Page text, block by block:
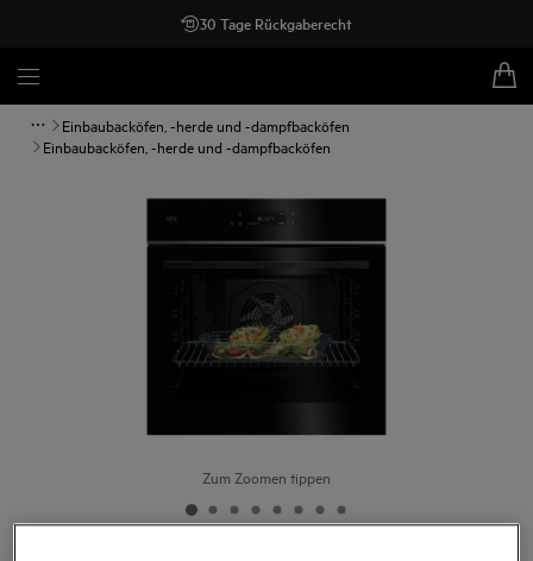
30 Tage Rückgaberecht
Einbaubacköfen, -herde und -dampfbacköfen
Einbaubacköfen, -herde und -dampfbacköfen
Zum Zoomen tippen